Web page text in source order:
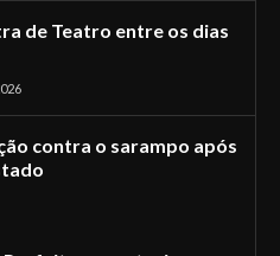
de Teatro entre os dias
contra o sarampo após